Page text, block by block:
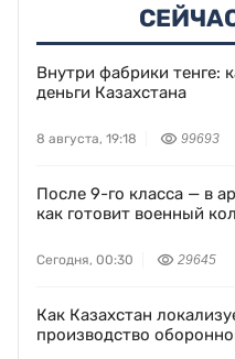
Внутри фабрики тенге:
деньги Казахстана
8 августа, 19:18 99693
После 9-го класса — в
как готовит военный
Сегодня, 00:30 29645
Как Казахстан
производство